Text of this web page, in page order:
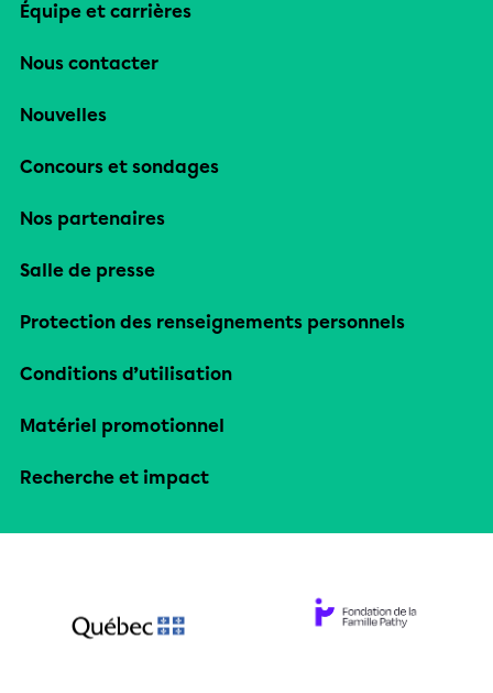
Équipe et carrières
Nous contacter
Nouvelles
Concours et sondages
Nos partenaires
Salle de presse
Protection des renseignements personnels
Conditions d’utilisation
Matériel promotionnel
Recherche et impact